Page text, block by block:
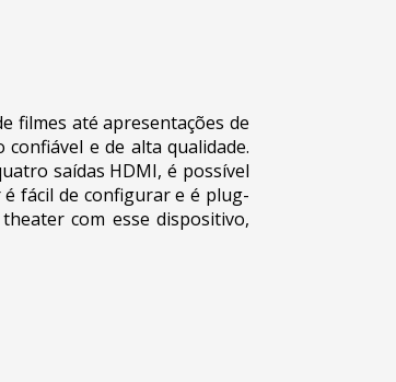
filmes até apresentações de
e de alta qualidade.
saídas HDMI, é possível
fácil de configurar e é plug-
com esse dispositivo,